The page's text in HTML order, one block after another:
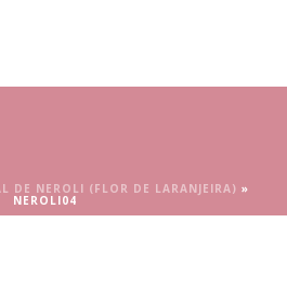
DE NEROLI (FLOR DE LARANJEIRA) »
NEROLI04